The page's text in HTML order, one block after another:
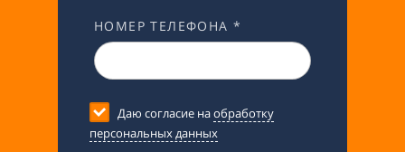
НОМЕР ТЕЛЕФОНА *
Даю согласие наобработку
персональных данных